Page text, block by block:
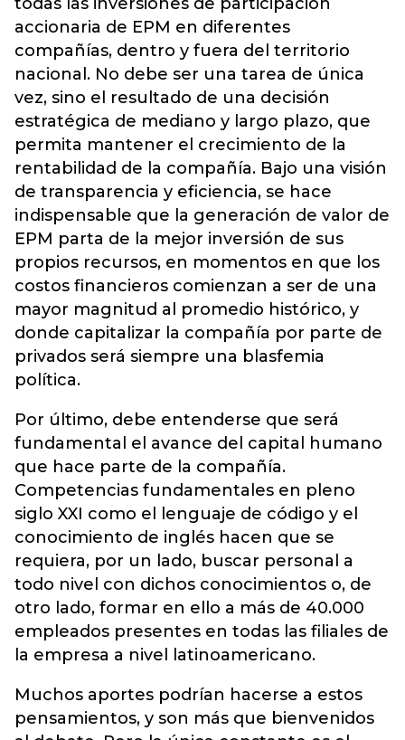
accionaria de EPM en diferentes
compañías, dentro y fuera del territorio
nacional. No debe ser una tarea de única
vez, sino el resultado de una decisión
estratégica de mediano y largo plazo, que
permita mantener el crecimiento de la
rentabilidad de la compañía. Bajo una visión
de transparencia y eficiencia, se hace
indispensable que la generación de valor de
EPM parta de la mejor inversión de sus
propios recursos, en momentos en que los
costos financieros comienzan a ser de una
mayor magnitud al promedio histórico, y
donde capitalizar la compañía por parte de
privados será siempre una blasfemia
política.
Por último, debe entenderse que será
fundamental el avance del capital humano
que hace parte de la compañía.
Competencias fundamentales en pleno
siglo XXI como el lenguaje de código y el
conocimiento de inglés hacen que se
requiera, por un lado, buscar personal a
todo nivel con dichos conocimientos o, de
otro lado, formar en ello a más de 40.000
empleados presentes en todas las filiales de
la empresa a nivel latinoamericano.
Muchos aportes podrían hacerse a estos
pensamientos, y son más que bienvenidos